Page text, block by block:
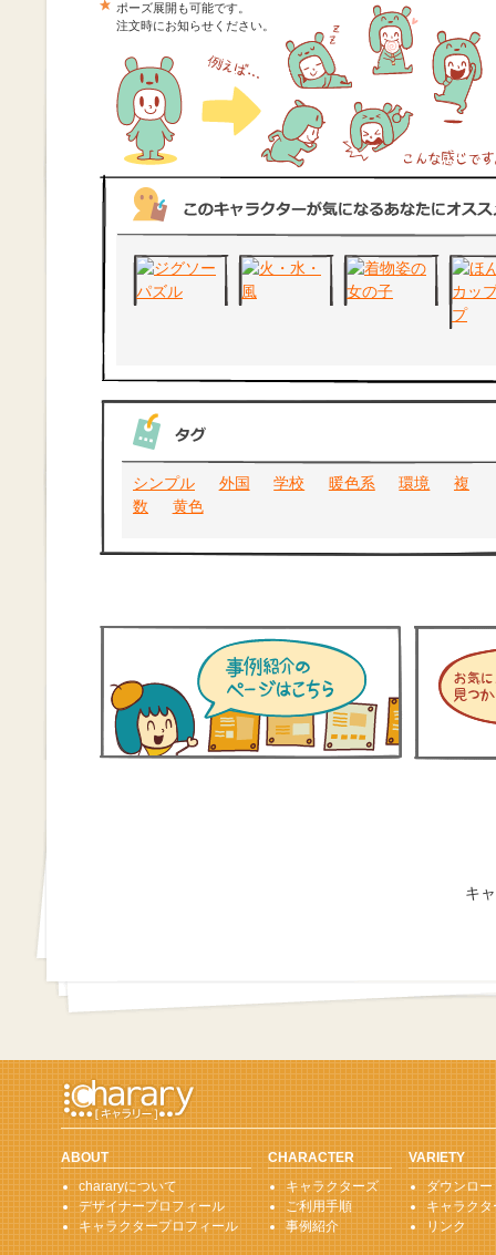
ポーズ展開も可能です。
注文時にお知らせください。
シンプル 外国 学校 暖色系 環境
複
数
黄色
キ
ABOUT
chararyについて
デザイナープロフィール
キャラクタープロフィール
CHARACTER
キャラクターズ
ご利用手順
事例紹介
VARIETY
ダウンロ
キャラク
リンク